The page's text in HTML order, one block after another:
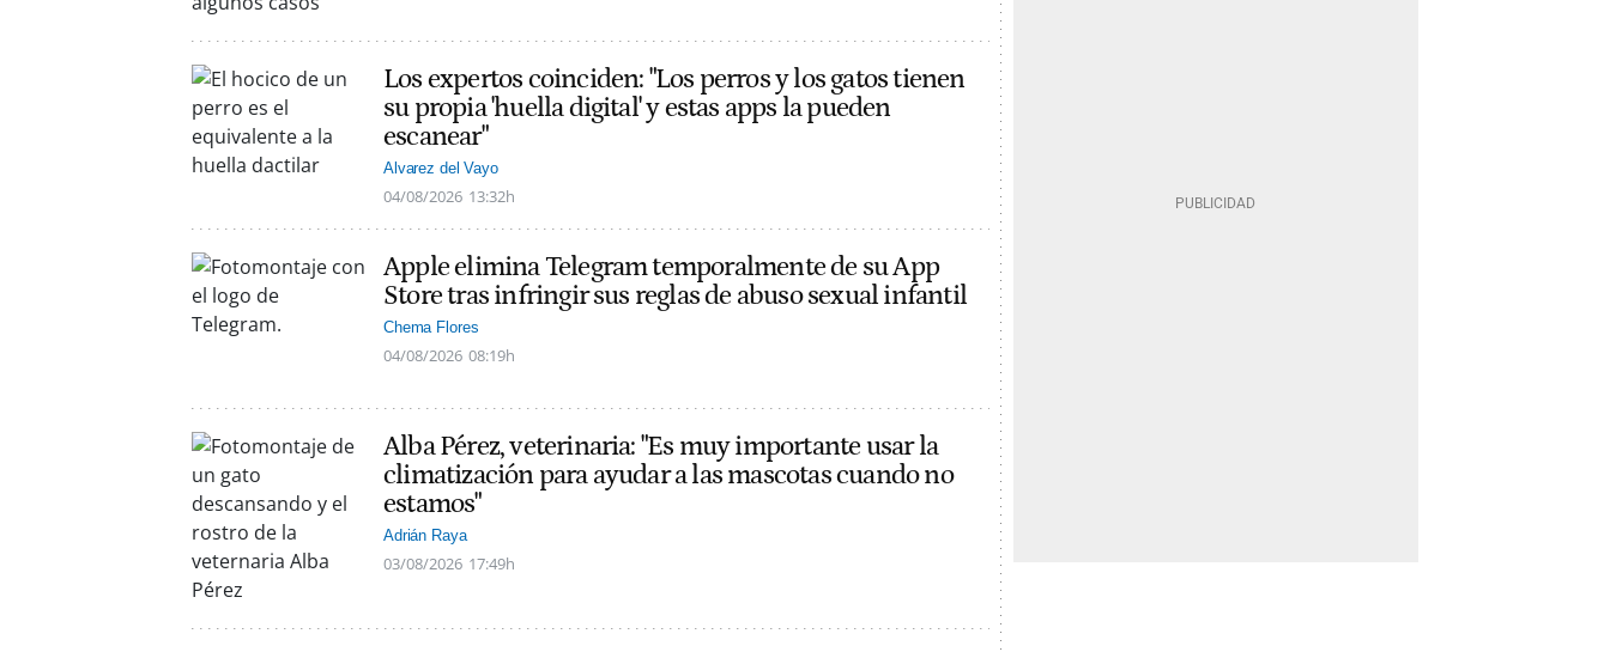
Los expertos coinciden: "Los perros y los gatos tienen
su propia 'huella digital' y estas apps la pueden
escanear"
Alvarez del Vayo
04/08/2026 13:32h
Apple elimina Telegram temporalmente de su App
Store tras infringir sus reglas de abuso sexual infantil
Chema Flores
04/08/2026 08:19h
Alba Pérez, veterinaria: "Es muy importante usar la
climatización para ayudar a las mascotas cuando no
estamos"
Adrián Raya
03/08/2026 17:49h